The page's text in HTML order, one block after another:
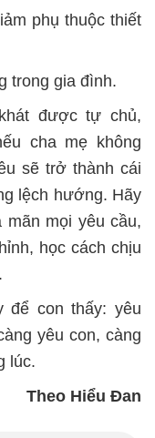
phụ thuộc thiết
trong gia đình.
được tự chủ,
cha mẹ không
sẽ trở thành cái
lệch hướng. Hãy
mãn mọi yêu cầu,
học cách chịu
để con thấy: yêu
yêu con, càng
lúc.
Theo Hiểu Đan